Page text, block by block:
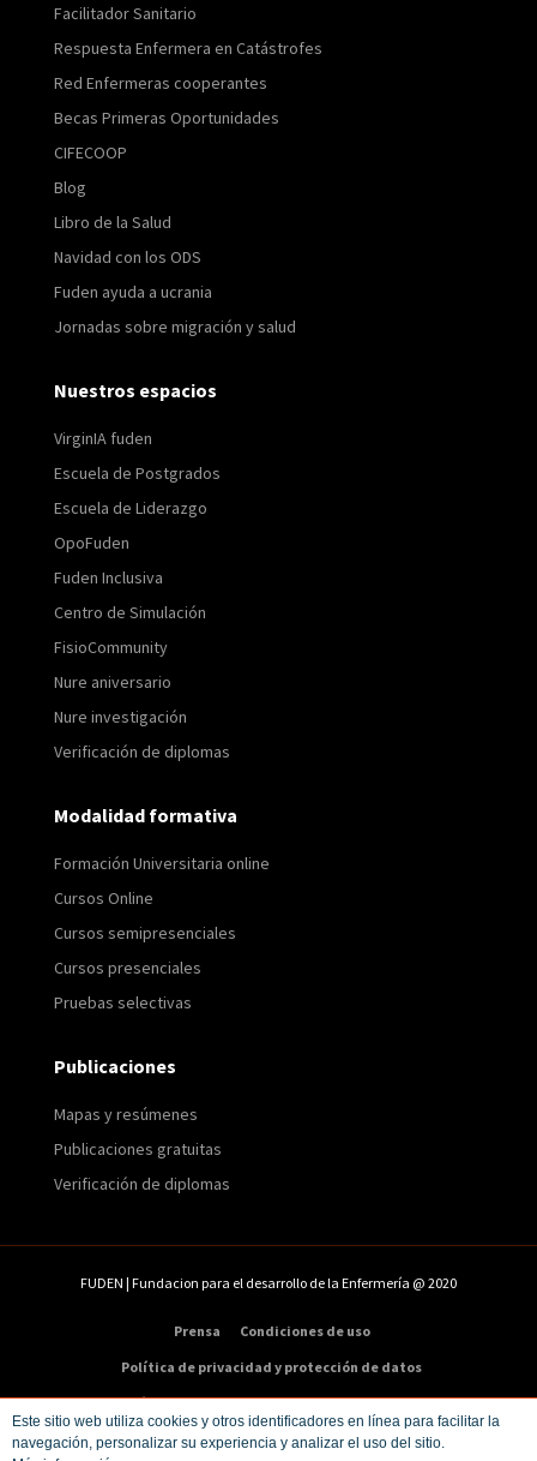
Este sitio web utiliza cookies y otros identificadores en línea para facilitar la
navegación, personalizar su experiencia y analizar el uso del sitio.
Facilitador Sanitario
Respuesta Enfermera en Catástrofes
Red Enfermeras cooperantes
Becas Primeras Oportunidades
CIFECOOP
Blog
Libro de la Salud
Navidad con los ODS
Fuden ayuda a ucrania
Jornadas sobre migración y salud
Nuestros espacios
VirginIA fuden
Escuela de Postgrados
Escuela de Liderazgo
OpoFuden
Fuden Inclusiva
Centro de Simulación
FisioCommunity
Nure aniversario
Nure investigación
Verificación de diplomas
Modalidad formativa
Formación Universitaria online
Cursos Online
Cursos semipresenciales
Cursos presenciales
Pruebas selectivas
Publicaciones
Mapas y resúmenes
Publicaciones gratuitas
Verificación de diplomas
FUDEN | Fundacion para el desarrollo de la Enfermería @ 2020
Prensa
Condiciones de uso
Política de privacidad y protección de datos
Política de cookies
Condiciones de compra
C/ Veneras 9. 5ª – 28013 Madrid